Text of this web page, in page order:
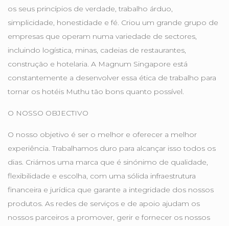
os seus princípios de verdade, trabalho árduo,
simplicidade, honestidade e fé. Criou um grande grupo de
empresas que operam numa variedade de sectores,
incluindo logística, minas, cadeias de restaurantes,
construção e hotelaria. A Magnum Singapore está
constantemente a desenvolver essa ética de trabalho para
tornar os hotéis Muthu tão bons quanto possível.
O NOSSO OBJECTIVO
O nosso objetivo é ser o melhor e oferecer a melhor
experiência. Trabalhamos duro para alcançar isso todos os
dias. Criámos uma marca que é sinónimo de qualidade,
flexibilidade e escolha, com uma sólida infraestrutura
financeira e jurídica que garante a integridade dos nossos
produtos. As redes de serviços e de apoio ajudam os
nossos parceiros a promover, gerir e fornecer os nossos